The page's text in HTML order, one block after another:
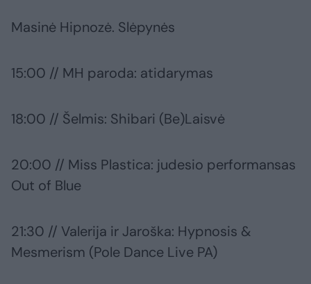
Masinė Hipnozė. Slėpynės
15:00 // MH paroda: atidarymas
18:00 // Šelmis: Shibari (Be)Laisvė
20:00 // Miss Plastica: judesio performansas
Out of Blue
21:30 // Valerija ir Jaroška: Hypnosis &
Mesmerism (Pole Dance Live PA)